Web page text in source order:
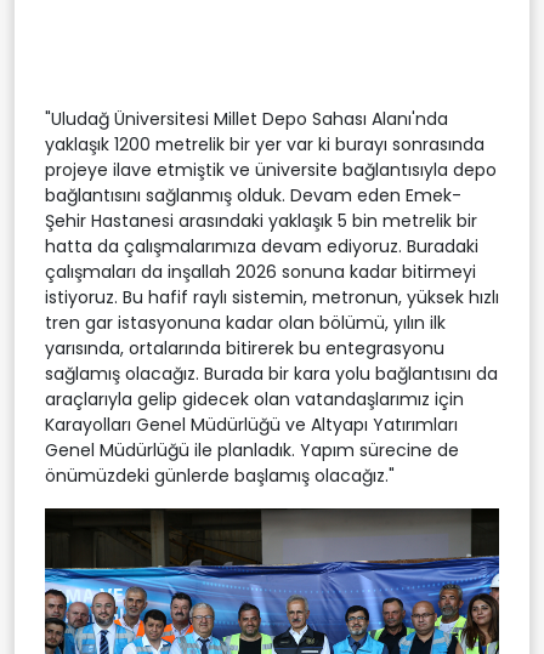
"Uludağ Üniversitesi Millet Depo Sahası Alanı'nda
yaklaşık 1200 metrelik bir yer var ki burayı sonrasında
projeye ilave etmiştik ve üniversite bağlantısıyla depo
bağlantısını sağlanmış olduk. Devam eden Emek-
Şehir Hastanesi arasındaki yaklaşık 5 bin metrelik bir
hatta da çalışmalarımıza devam ediyoruz. Buradaki
çalışmaları da inşallah 2026 sonuna kadar bitirmeyi
istiyoruz. Bu hafif raylı sistemin, metronun, yüksek hızlı
tren gar istasyonuna kadar olan bölümü, yılın ilk
yarısında, ortalarında bitirerek bu entegrasyonu
sağlamış olacağız. Burada bir kara yolu bağlantısını da
araçlarıyla gelip gidecek olan vatandaşlarımız için
Karayolları Genel Müdürlüğü ve Altyapı Yatırımları
Genel Müdürlüğü ile planladık. Yapım sürecine de
önümüzdeki günlerde başlamış olacağız."